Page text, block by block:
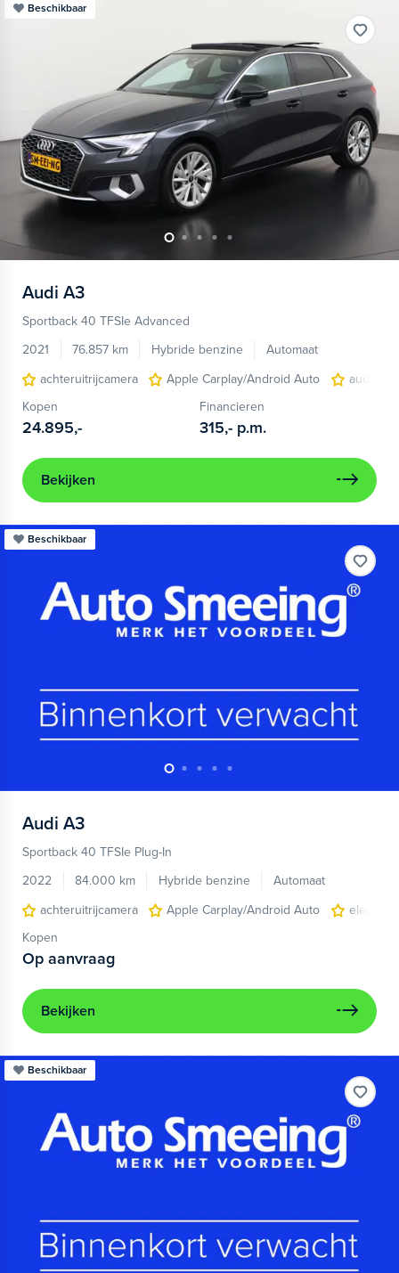
Beschikbaar
Audi A3
Sportback 40 TFSIe Advanced
2021
76.857 km Hybride benzine
Automaat
achteruitrijcamera
Apple Carplay/Android Auto
audio
Kopen
24.895,-
Financieren
315,- p.m.
Bekijken
Beschikbaar
Audi A3
Sportback 40 TFSIe Plug-In
2022
84.000 km Hybride benzine
Automaat
achteruitrijcamera
Apple Carplay/Android Auto
Kopen
Op aanvraag
Bekijken
Beschikbaar